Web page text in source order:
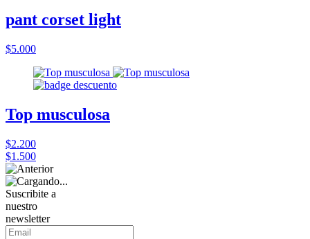
pant corset light
$5.000
Top musculosa
$2.200
$1.500
Suscribite a
nuestro
newsletter